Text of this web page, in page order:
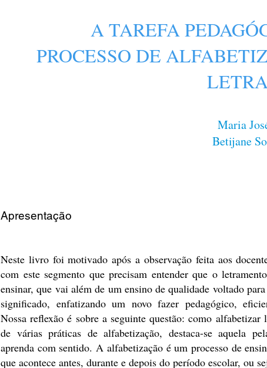
A TAREFA
PROCESSO DE
Maria
Betijane
Apresentação
Neste livro foi motivado após a observação feita aos
com este segmento que precisam entender que o
ensinar, que vai além de um ensino de qualidade voltado
significado, enfatizando um novo fazer pedagógico,
Nossa reflexão é sobre a seguinte questão: como alfabetizar
de várias práticas de alfabetização, destaca-se aquela
aprenda com sentido. A alfabetização é um processo de
que acontece antes, durante e depois do período escolar, ou